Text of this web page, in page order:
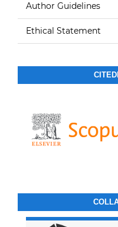
Author Guidelines
Ethical Statement